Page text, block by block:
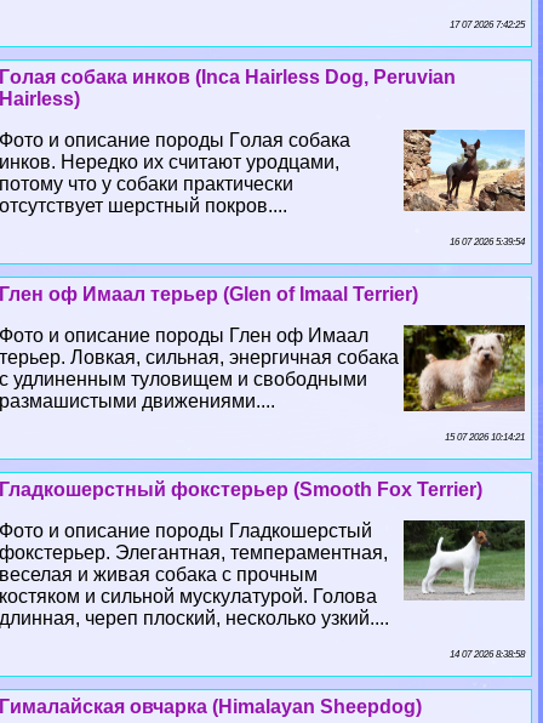
17 07 2026 7:42:25
Гoлая собака инков (Inca Hairless Dog, Peruvian
Hairless)
Фото и описание породы Гoлая собака
инков. Нередко их считают уpoдцами,
потому что у собаки пpaктически
отсутствует шерстный покров....
16 07 2026 5:39:54
Глен оф Имаал терьер (Glen of Imaal Terrier)
Фото и описание породы Глен оф Имаал
терьер. Ловкая, сильная, энергичная собака
с удлиненным туловищем и свободными
размашистыми движениями....
15 07 2026 10:14:21
Гладкошерстный фокстерьер (Smooth Fox Terrier)
Фото и описание породы Гладкошерстый
фокстерьер. Элегантная, темпераментная,
веселая и живая собака с прочным
костяком и сильной мускулатурой. Голова
длинная, череп плоский, несколько узкий....
14 07 2026 8:38:58
Гималайская овчарка (Himalayan Sheepdog)